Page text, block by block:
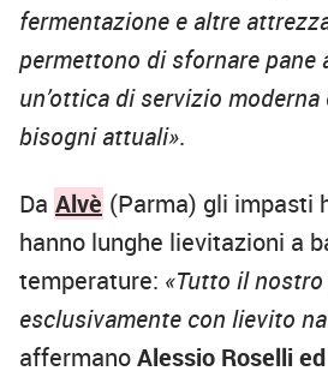
fermentazione e altre
permettono di sfornare pane
un’ottica di servizio
bisogni attuali».
Da Alvè (Parma) gli impasti
hanno lunghe lievitazioni a
temperature: «Tutto il
esclusivamente con lievito
affermanoAlessio Roselli